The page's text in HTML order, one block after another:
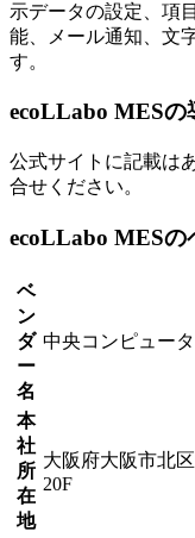
示データの設定、項
能、メール通知、文
す。
ecoLLabo MESの
公式サイトに記載は
合せください。
ecoLLabo MESの
ベ
ン
ダ
ー
名
中央コンピュー
本
社
所
在
地
大阪府大阪市北
20F